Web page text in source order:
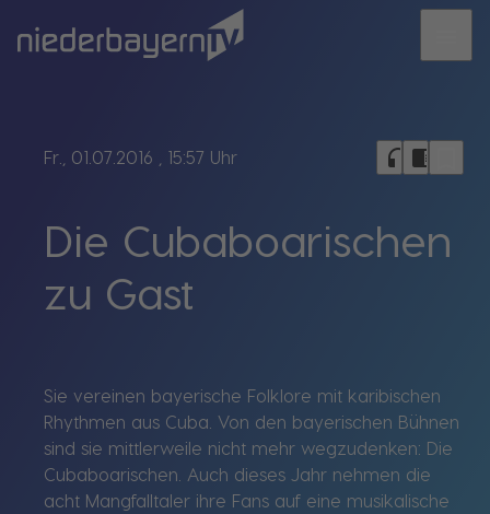
Fr., 01.07.2016 , 15:57 Uhr headphones chrome_reader_mode
Die Cubaboarischen
zu Gast
Sie vereinen bayerische Folklore mit karibischen
Rhythmen aus Cuba. Von den bayerischen Bühnen
sind sie mittlerweile nicht mehr wegzudenken: Die
Cubaboarischen. Auch dieses Jahr nehmen die
acht Mangfalltaler ihre Fans auf eine musikalische